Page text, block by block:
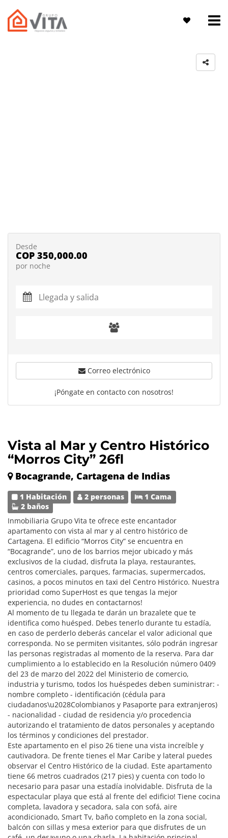
Vista al Mar y Centro Histórico
“Morros City” 26fl
Bocagrande, Cartagena de Indias
1 Habitación 2 personas
1 Cama
2 baños
Inmobiliaria Grupo Vita te ofrece este encantador
apartamento con vista al mar y al centro histórico de
Cartagena. El edificio “Morros City” se encuentra en
“Bocagrande”, uno de los barrios mejor ubicado y más
exclusivos de la ciudad, disfruta la playa, restaurantes,
centros comerciales, parques, farmacias, supermercados,
casinos, a pocos minutos en taxi del Centro Histórico. Nuestra
prioridad como SuperHost es que tengas la mejor
experiencia, no dudes en contactarnos!
Al momento de tu llegada te darán un brazalete que te
identifica como huésped. Debes tenerlo durante tu estadía,
en caso de perderlo deberás cancelar el valor adicional que
corresponda. No se permiten visitantes, sólo podrán ingresar
las personas registradas al momento de la reserva. Para dar
cumplimiento a lo establecido en la Resolución número 0409
del 23 de marzo del 2022 del Ministerio de comercio,
industria y turismo, todos los huéspedes deben suministrar: -
nombre completo - identificación (cédula para
ciudadanos\u2028Colombianos y Pasaporte para extranjeros)
- nacionalidad - ciudad de residencia y/o procedencia
autorizando el tratamiento de datos personales y aceptando
los términos y condiciones del prestador.
Este apartamento en el piso 26 tiene una vista increíble y
cautivadora. De frente tienes el Mar Caribe y lateral puedes
observar el Centro Histórico de la ciudad. Este apartamento
tiene 66 metros cuadrados (217 pies) y cuenta con todo lo
necesario para pasar una estadía inolvidable. Disfruta de la
espectacular playa que está al frente del edificio! Tiene cocina
completa, lavadora y secadora, sala con sofá, aire
acondicionado, Smart Tv, baño completo en la zona social,
balcón con sillas y mesa exterior para que disfrutes de un
Desde
COP 350,000.00
por noche
Correo electrónico
¡Póngate en contacto con nosotros!